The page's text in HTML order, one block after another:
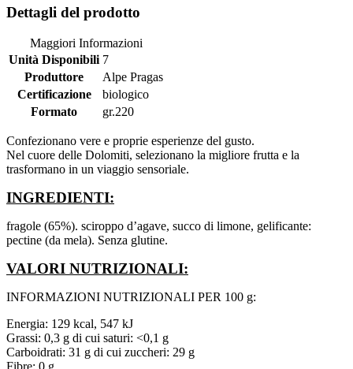
Dettagli del prodotto
Maggiori Informazioni
Unità Disponibili 7
Produttore
Alpe Pragas
Certificazione
biologico
Formato
gr.220
Confezionano vere e proprie esperienze del gusto.
Nel cuore delle Dolomiti, selezionano la migliore frutta e la
trasformano in un viaggio sensoriale.
INGREDIENTI:
fragole (65%). sciroppo d’agave, succo di limone, gelificante:
pectine (da mela). Senza glutine.
VALORI NUTRIZIONALI:
INFORMAZIONI NUTRIZIONALI PER 100 g:
Energia: 129 kcal, 547 kJ
Grassi: 0,3 g di cui saturi: <0,1 g
Carboidrati: 31 g di cui zuccheri: 29 g
Fibre: 0 g